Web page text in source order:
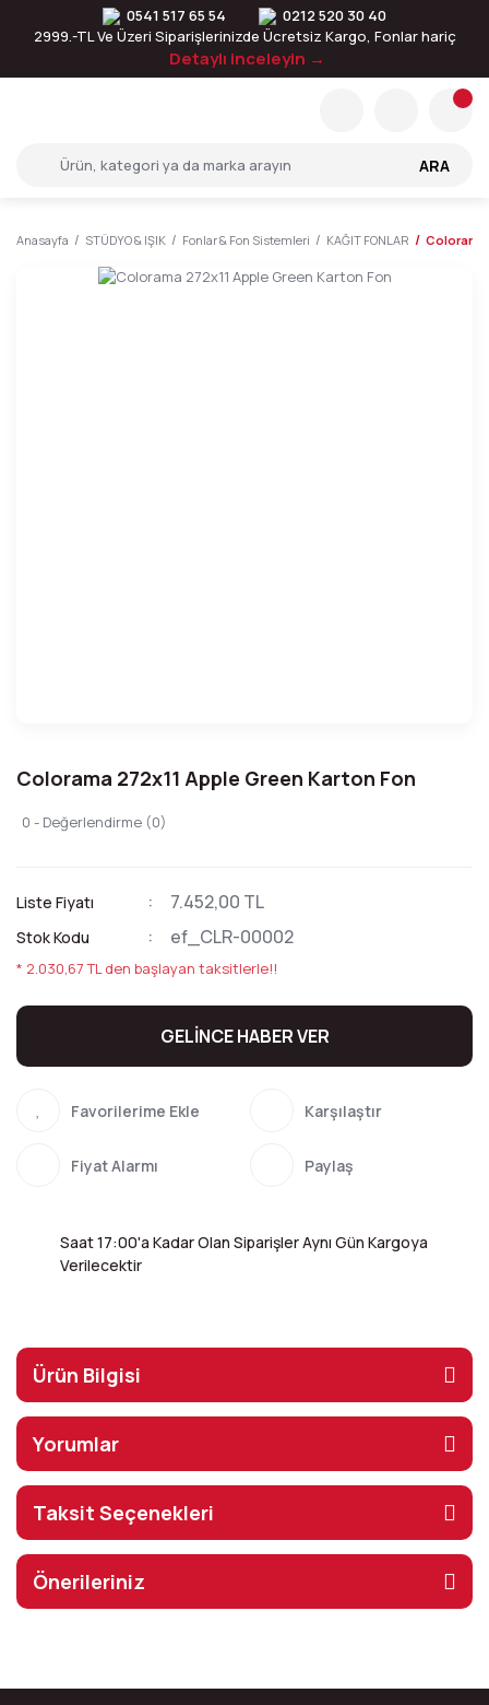
0541 517 65 54
0212 520 30 40
2999.-TL Ve Üzeri Siparişlerinizde Ücretsiz Kargo, Fonlar hariç
Detaylı inceleyin →
ARA
Anasayfa STÜDYO & IŞIK Fonlar & Fon Sistemleri KAĞIT FONLAR Colorama
Colorama 272x11 Apple Green Karton Fon
0 - Değerlendirme (0)
Liste Fiyatı 7.452,00 TL
Stok Kodu ef_CLR-00002
* 2.030,67 TL den başlayan taksitlerle!!
GELİNCE HABER VER
Karşılaştır
Fiyat Alarmı Paylaş
Saat 17:00'a Kadar Olan Siparişler Aynı Gün Kargoya
Verilecektir
Ürün Bilgisi
Yorumlar
Taksit Seçenekleri
Önerileriniz